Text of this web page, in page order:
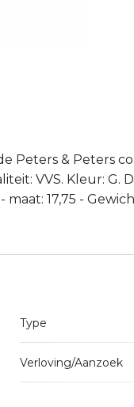
Peters & Peters
VVS. Kleur: G.
17,75 -
Type
Verloving/Aanzoek